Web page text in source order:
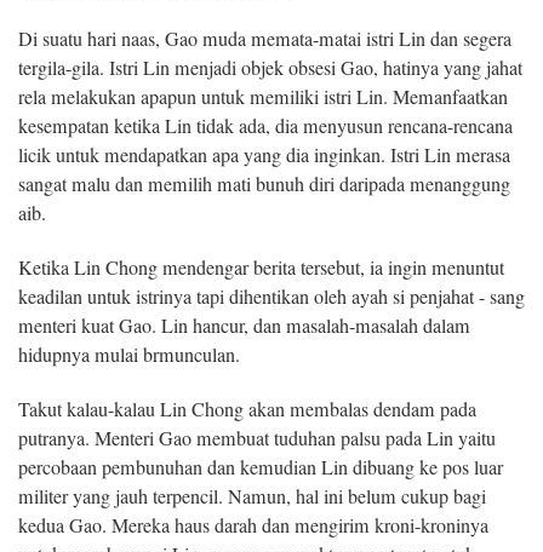
Di suatu hari naas, Gao muda memata-matai istri Lin dan segera
tergila-gila. Istri Lin menjadi objek obsesi Gao, hatinya yang jahat
rela melakukan apapun untuk memiliki istri Lin. Memanfaatkan
kesempatan ketika Lin tidak ada, dia menyusun rencana-rencana
licik untuk mendapatkan apa yang dia inginkan. Istri Lin merasa
sangat malu dan memilih mati bunuh diri daripada menanggung
aib.
Ketika Lin Chong mendengar berita tersebut, ia ingin menuntut
keadilan untuk istrinya tapi dihentikan oleh ayah si penjahat - sang
menteri kuat Gao. Lin hancur, dan masalah-masalah dalam
hidupnya mulai brmunculan.
Takut kalau-kalau Lin Chong akan membalas dendam pada
putranya. Menteri Gao membuat tuduhan palsu pada Lin yaitu
percobaan pembunuhan dan kemudian Lin dibuang ke pos luar
militer yang jauh terpencil. Namun, hal ini belum cukup bagi
kedua Gao. Mereka haus darah dan mengirim kroni-kroninya